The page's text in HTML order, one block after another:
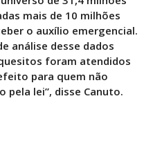
mais de 10 milhões
o auxílio emergencial.
análise desse dados
foram atendidos
para quem não
lei”, disse Canuto.